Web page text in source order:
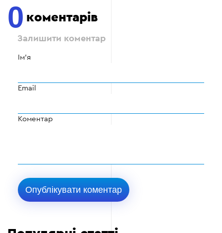
0 коментарів
Залишити коментар
Ім'я
Email
Коментар